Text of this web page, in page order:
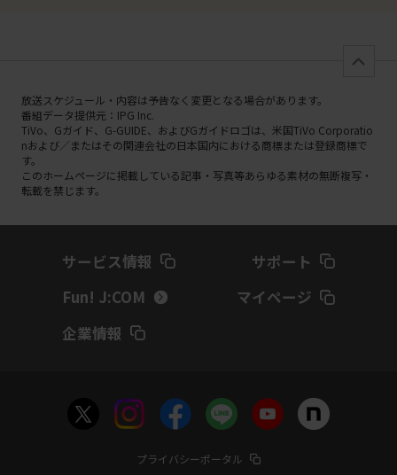
放送スケジュール・内容は予告なく変更となる場合があります。
番組データ提供元：IPG Inc.
TiVo、Gガイド、G-GUIDE、およびGガイドロゴは、米国TiVo Corporatio
nおよび／またはその関連会社の日本国内における商標または登録商標で
す。
このホームページに掲載している記事・写真等あらゆる素材の無断複写・
転載を禁じます。
サービス情報
サポート
Fun! J:COM
マイページ
企業情報
プライバシーポータル